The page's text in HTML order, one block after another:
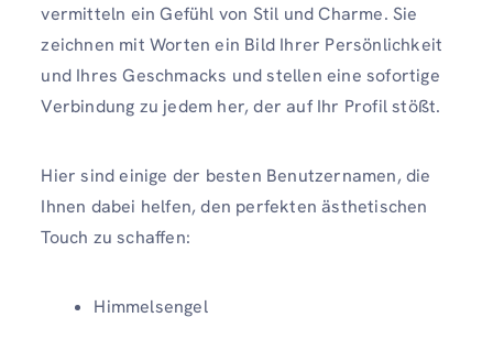
vermitteln ein Gefühl von Stil und Charme. Sie
zeichnen mit Worten ein Bild Ihrer Persönlichkeit
und Ihres Geschmacks und stellen eine sofortige
Verbindung zu jedem her, der auf Ihr Profil stößt.
Hier sind einige der besten Benutzernamen, die
Ihnen dabei helfen, den perfekten ästhetischen
Touch zu schaffen:
Himmelsengel